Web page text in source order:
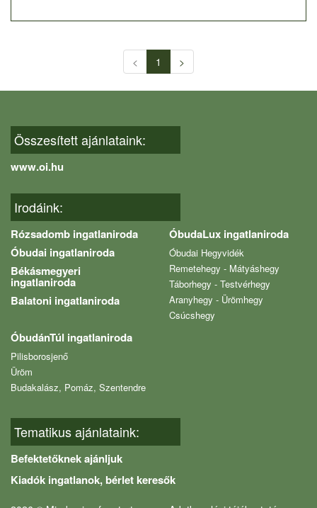
< 1 >
Összesített ajánlataink:
www.oi.hu
Irodáink:
Rózsadomb ingatlaniroda
Óbudai ingatlaniroda
Békásmegyeri
ingatlaniroda
Balatoni ingatlaniroda
ÓbudaLux ingatlaniroda
Óbudai Hegyvidék
Remetehegy - Mátyáshegy
Táborhegy - Testvérhegy
Aranyhegy - Ürömhegy
Csúcshegy
ÓbudánTúl ingatlaniroda
Pilisborosjenő
Üröm
Budakalász, Pomáz, Szentendre
Tematikus ajánlataink:
Befektetőknek ajánljuk
Kiadók ingatlanok, bérlet keresők